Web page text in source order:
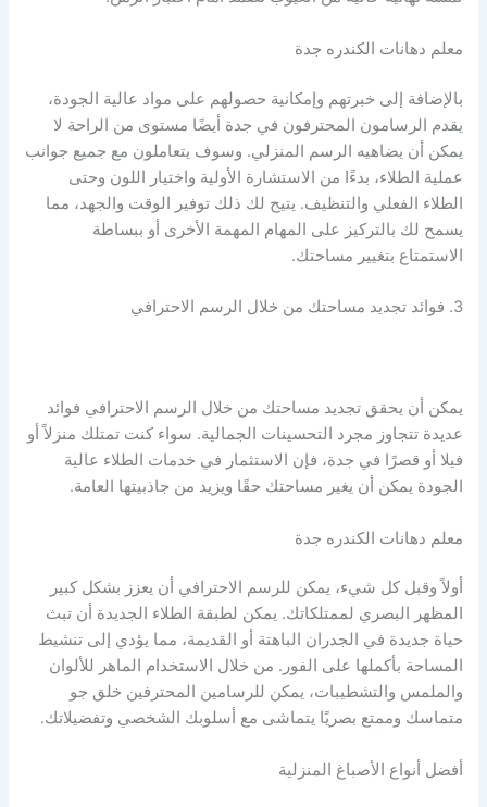
معلم دهانات الكندره جدة
بالإضافة إلى خبرتهم وإمكانية حصولهم على مواد عالية الجودة،
يقدم الرسامون المحترفون في جدة أيضًا مستوى من الراحة لا
يمكن أن يضاهيه الرسم المنزلي. وسوف يتعاملون مع جميع جوانب
عملية الطلاء، بدءًا من الاستشارة الأولية واختيار اللون وحتى
الطلاء الفعلي والتنظيف. يتيح لك ذلك توفير الوقت والجهد، مما
يسمح لك بالتركيز على المهام المهمة الأخرى أو ببساطة
الاستمتاع بتغيير مساحتك.
3. فوائد تجديد مساحتك من خلال الرسم الاحترافي
يمكن أن يحقق تجديد مساحتك من خلال الرسم الاحترافي فوائد
عديدة تتجاوز مجرد التحسينات الجمالية. سواء كنت تمتلك منزلاً أو
فيلا أو قصرًا في جدة، فإن الاستثمار في خدمات الطلاء عالية
الجودة يمكن أن يغير مساحتك حقًا ويزيد من جاذبيتها العامة.
معلم دهانات الكندره جدة
أولاً وقبل كل شيء، يمكن للرسم الاحترافي أن يعزز بشكل كبير
المظهر البصري لممتلكاتك. يمكن لطبقة الطلاء الجديدة أن تبث
حياة جديدة في الجدران الباهتة أو القديمة، مما يؤدي إلى تنشيط
المساحة بأكملها على الفور. من خلال الاستخدام الماهر للألوان
والملمس والتشطيبات، يمكن للرسامين المحترفين خلق جو
متماسك وممتع بصريًا يتماشى مع أسلوبك الشخصي وتفضيلاتك.
أفضل أنواع الأصباغ المنزلية